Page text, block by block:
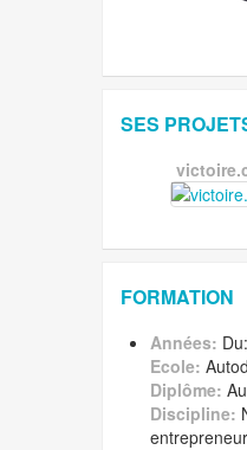
SES
FORMATION
Années:
Ecole:
Diplôme:
Discipline: